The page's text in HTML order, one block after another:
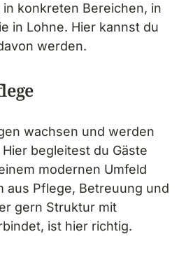
konkreten Bereichen, in
in Lohne. Hier kannst du
werden.
wachsen und werden
begleitest du Gäste
modernen Umfeld
aus Pflege, Betreuung und
gern Struktur mit
ist hier richtig.